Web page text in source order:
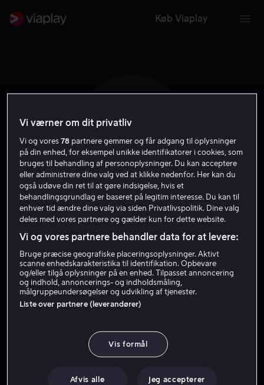
Køb Viaplay
J R
Josef Rusnak
Instruktør
Vi værner om dit privatliv
Vi og vores78 partnere gemmer og får adgang til oplysninger
på din enhed, for eksempel unikke identifikatorer i cookies, som
bruges til behandling af personoplysninger. Du kan acceptere
eller administrere dine valg ved at klikke nedenfor. Her kan du
også udøve din ret til at gøre indsigelse, hvis et
behandlingsgrundlag er baseret på legitim interesse. Du kan til
enhver tid ændre dine valg via siden Privatlivspolitik. Dine valg
deles med vores partnere og gælder kun for dette website.
Vi og vores partnere behandler data for at levere:
Bruge præcise geografiske placeringsoplysninger. Aktivt
scanne enhedskarakteristika til identifikation. Opbevare
og/eller tilgå oplysninger på en enhed. Tilpasset annoncering
og indhold, annoncerings- og indholdsmåling,
målgruppeundersøgelser og udvikling af tjenester.
Liste over partnere (leverandører)
Vis formål
Afvis alle Jeg accepterer